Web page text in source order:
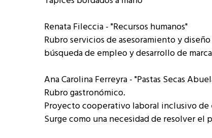
Renata Fileccia - "Recursos humanos"
Rubro servicios de asesoramiento y
búsqueda de empleo y desarrollo de
Ana Carolina Ferreyra - "Pastas Secas
Rubro gastronómico.
Proyecto cooperativo laboral inclusivo de
Surge como una necesidad de resolver el